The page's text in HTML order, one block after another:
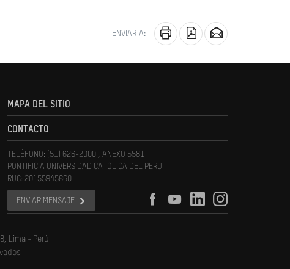
ENVIAR A:
MAPA DEL SITIO
CONTACTO
TELÉFONO: (51) 626-2000 , ANEXO 5581
PONTIFICIA UNIVERSIDAD CATOLICA DEL PERU
RUC: 20155945860
ENVIAR MENSAJE
Lima - Perú